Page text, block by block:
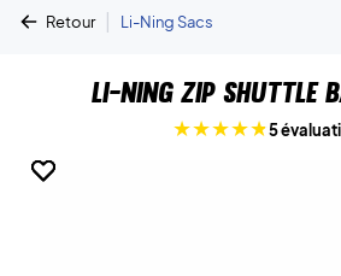
Retour | Li-Ning Sacs
Li-Ning Zip Shuttle
5